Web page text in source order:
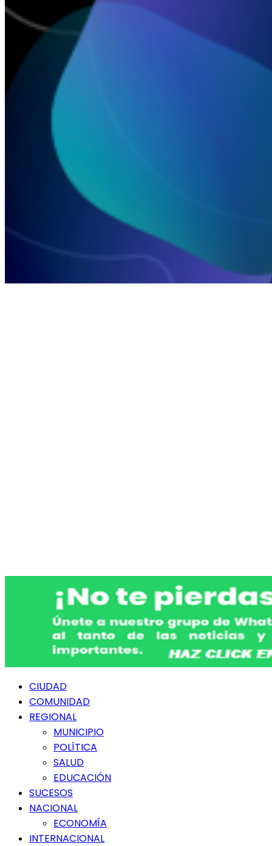
Menú
principal
CIUDAD
COMUNIDAD
REGIONAL
MUNICIPIO
POLÍTICA
SALUD
EDUCACIÓN
SUCESOS
NACIONAL
ECONOMÍA
INTERNACIONAL